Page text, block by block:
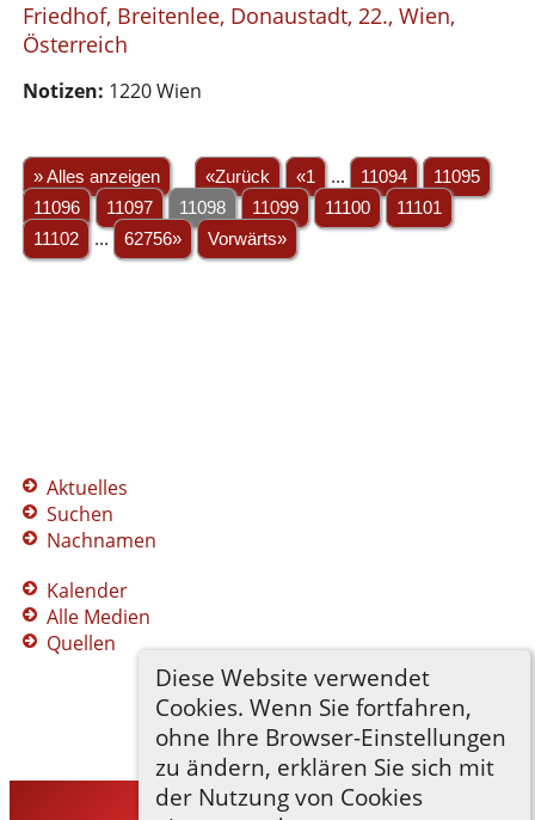
Diese Website verwendet
Cookies. Wenn Sie fortfahren,
ohne Ihre Browser-Einstellungen
zu ändern, erklären Sie sich mit
der Nutzung von Cookies
Friedhof, Breitenlee, Donaustadt, 22., Wien,
Österreich
Notizen: 1220 Wien
» Alles anzeigen «Zurück «1 ... 11094
11095
11096
11097 11098 11099 11100
11101
11102
... 62756» Vorwärts»
Aktuelles
Suchen
Nachnamen
Kalender
Alle Medien
Quellen